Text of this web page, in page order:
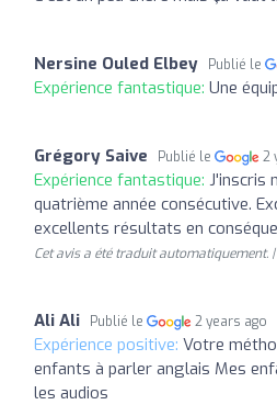
Nersine Ouled Elbey Publié le
Expérience fantastique: Une
Grégory Saive Publié le 2
Expérience fantastique: J'inscris
quatrième année consécutive.
excellents résultats en
Cet avis a été traduit automatiquement. |
Ali Ali Publié le 2 years ago
Expérience positive: Votre
enfants à parler anglais Mes
les audios